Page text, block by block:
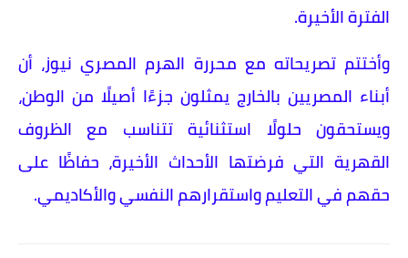
الفترة الأخيرة.
وأختتم تصريحاته مع محررة الهرم المصري نيوز، أن
أبناء المصريين بالخارج يمثلون جزءًا أصيلًا من الوطن،
ويستحقون حلولًا استثنائية تتناسب مع الظروف
القهرية التي فرضتها الأحداث الأخيرة، حفاظًا على
حقهم في التعليم واستقرارهم النفسي والأكاديمي.